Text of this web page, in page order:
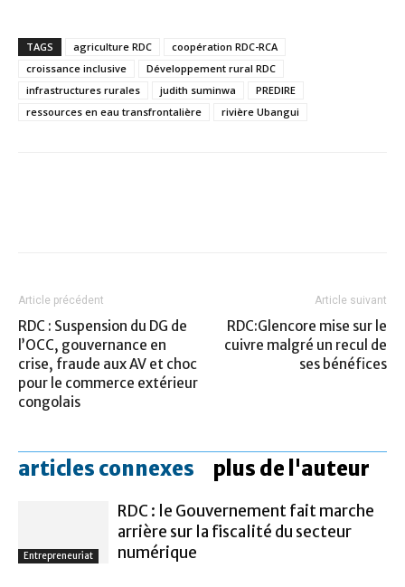
TAGS agriculture RDC
coopération RDC-RCA
croissance inclusive
Développement rural RDC
infrastructures rurales
judith suminwa
PREDIRE
ressources en eau transfrontalière
rivière Ubangui
Article précédent
RDC : Suspension du DG de
l’OCC, gouvernance en
crise, fraude aux AV et choc
pour le commerce extérieur
congolais
Article suivant
RDC:Glencore mise sur le
cuivre malgré un recul de
ses bénéfices
articles connexes plus de l'auteur
Entrepreneuriat
RDC : le Gouvernement fait marche
arrière sur la fiscalité du secteur
numérique